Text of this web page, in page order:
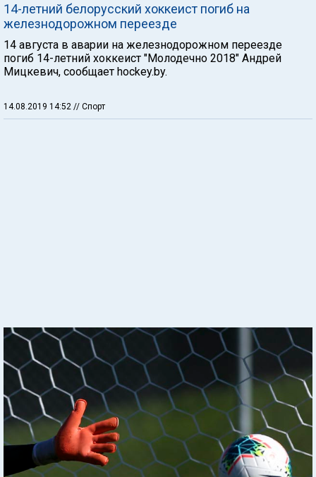
14-летний белорусский хоккеист погиб на
железнодорожном переезде
14 августа в аварии на железнодорожном переезде
погиб 14-летний хоккеист "Молодечно 2018" Андрей
Мицкевич, сообщает hockey.by.
14.08.2019 14:52 // Спорт